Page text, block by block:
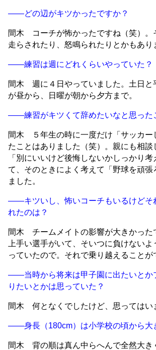
——どの辺がキツかったですか？
間木 コーチが怖かったですね（笑）。
走らされたり、怒鳴られたりとかもあり
——練習は週にどれくらいやっていた？
間木 週に４日やっていました。土日と
が昼から、日曜が朝から夕方まで。
——練習がキツくて辞めたいなと思った
間木 ５年生の時に一度だけ「サッカー
たことはありました（笑）。親にも相談
「別にいいけど後悔しないかしっかり
て、そのときによく考えて「野球を頑張
ました。
——キツいし、怖いコーチもいるけどそ
れたのは？
間木 チームメイトの影響が大きかった
上手い選手がいて、そいつに負けない
っていたので。それで乗り越えることが
——当時から将来は甲子園に出たいとか
りたいとかは思っていた？
間木 何となくでしたけど、思ってはい
——身長（180cm）は小学校の頃から大
間木 背の順は真ん中らへんで全然大き